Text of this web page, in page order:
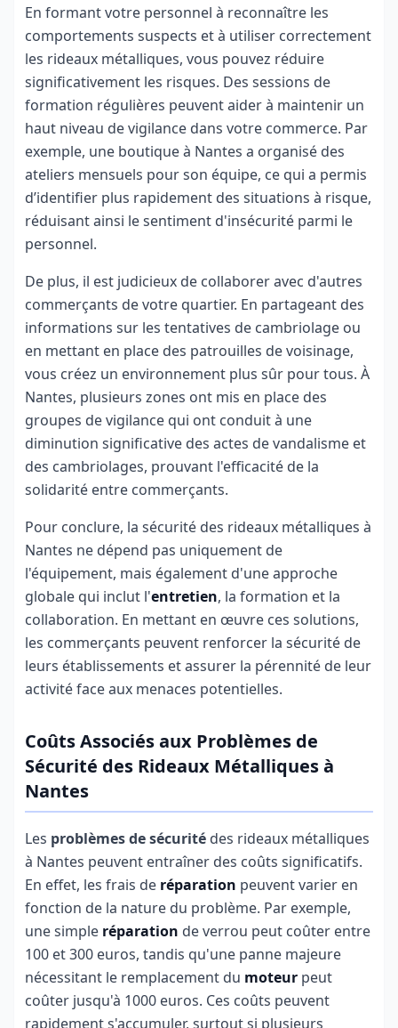
En formant votre personnel à reconnaître les
comportements suspects et à utiliser correctement
les rideaux métalliques, vous pouvez réduire
significativement les risques. Des sessions de
formation régulières peuvent aider à maintenir un
haut niveau de vigilance dans votre commerce. Par
exemple, une boutique à Nantes a organisé des
ateliers mensuels pour son équipe, ce qui a permis
d’identifier plus rapidement des situations à risque,
réduisant ainsi le sentiment d'insécurité parmi le
personnel.
De plus, il est judicieux de collaborer avec d'autres
commerçants de votre quartier. En partageant des
informations sur les tentatives de cambriolage ou
en mettant en place des patrouilles de voisinage,
vous créez un environnement plus sûr pour tous. À
Nantes, plusieurs zones ont mis en place des
groupes de vigilance qui ont conduit à une
diminution significative des actes de vandalisme et
des cambriolages, prouvant l'efficacité de la
solidarité entre commerçants.
Pour conclure, la sécurité des rideaux métalliques à
Nantes ne dépend pas uniquement de
l'équipement, mais également d'une approche
globale qui inclut l'entretien, la formation et la
collaboration. En mettant en œuvre ces solutions,
les commerçants peuvent renforcer la sécurité de
leurs établissements et assurer la pérennité de leur
activité face aux menaces potentielles.
Coûts Associés aux Problèmes de
Sécurité des Rideaux Métalliques à
Nantes
Les problèmes de sécurité des rideaux métalliques
à Nantes peuvent entraîner des coûts significatifs.
En effet, les frais de réparation peuvent varier en
fonction de la nature du problème. Par exemple,
une simple réparation de verrou peut coûter entre
100 et 300 euros, tandis qu'une panne majeure
nécessitant le remplacement du moteur peut
coûter jusqu'à 1000 euros. Ces coûts peuvent
rapidement s'accumuler, surtout si plusieurs